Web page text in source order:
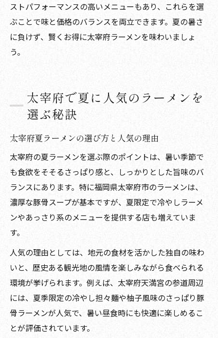
ストパフォーマンスの高いメニューもあり、これらを選
ぶことで味と価格のバランスを両立できます。夏の暑さ
に負けず、賢くお得に太宰府ラーメンを味わいましょ
う。
太宰府で夏に人気のラーメンを
選ぶ秘訣
太宰府夏ラーメンの選び方と人気の理由
太宰府の夏ラーメンを選ぶ際のポイントは、暑い季節で
も食欲をそそるさっぱり感と、しっかりとした旨味のバ
ランスにあります。特に福岡県太宰府市のラーメンは、
濃厚な豚骨スープが基本ですが、夏限定で冷やしラーメ
ンやあっさり系のメニューを提供する店も増えていま
す。
人気の理由としては、地元の食材を活かした独自の味わ
いと、歴史ある観光地の風情を楽しみながら食べられる
環境が挙げられます。例えば、太宰府天満宮の参道周辺
には、夏季限定の冷やし担々麺や柚子風味のさっぱり豚
骨ラーメンが人気で、暑い昼食時にも快適に楽しめるこ
とが評価されています。